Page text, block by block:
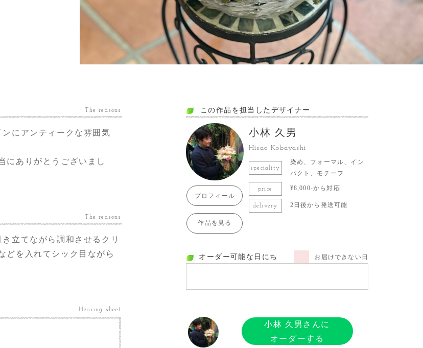
The reasons
にアンティークな雰囲気
にありがとうございまし
The reasons
立てながら調和させるクリ
どを入れてシック目ながら
Hearing sheet
この作品を担当したデザイナー
プロフィール
作品を見る
小林 久男
Hisao Kobayashi
speciality
染め、フォーマル、イン
パクト、モチーフ
price ¥8,000-から対応
delivery 2日後から発送可能
オーダー可能な日にち お届けできない日
小林 久男さんに
オーダーする